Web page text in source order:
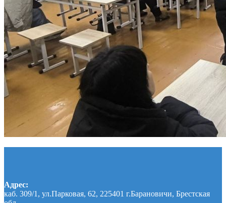
Адрес:
каб. 309/1, ул.Парковая, 62, 225401 г.Барановичи, Брестская